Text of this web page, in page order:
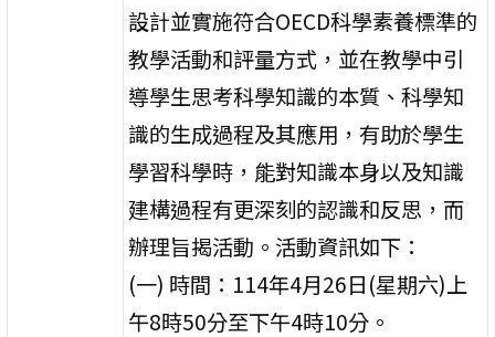
設計並實施符合OECD科學素養標準的
教學活動和評量方式，並在教學中引
導學生思考科學知識的本質、科學知
識的生成過程及其應用，有助於學生
學習科學時，能對知識本身以及知識
建構過程有更深刻的認識和反思，而
辦理旨揭活動。活動資訊如下：
(一) 時間：114年4月26日(星期六)上
午8時50分至下午4時10分。